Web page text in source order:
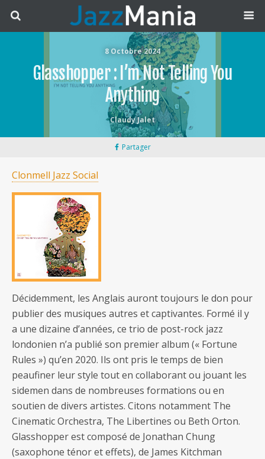
8 Octobre 2024
Glasshopper : I’m Not Telling You
Anything
Claudy Jalet
Partager
Clonmell Jazz Social
Décidemment, les Anglais auront toujours le don pour
publier des musiques autres et captivantes. Formé il y
a une dizaine d’années, ce trio de post-rock jazz
londonien n’a publié son premier album (« Fortune
Rules ») qu’en 2020. Ils ont pris le temps de bien
peaufiner leur style tout en collaborant ou jouant les
sidemen dans de nombreuses formations ou en
soutien de divers artistes. Citons notamment The
Cinematic Orchestra, The Libertines ou Beth Orton.
Glasshopper est composé de Jonathan Chung
(saxophone ténor et effets), de James Kitchman